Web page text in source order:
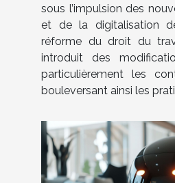
sous l’impulsion des
et de la digitalisation
réforme du droit du
introduit des
particulièrement les
bouleversant ainsi les